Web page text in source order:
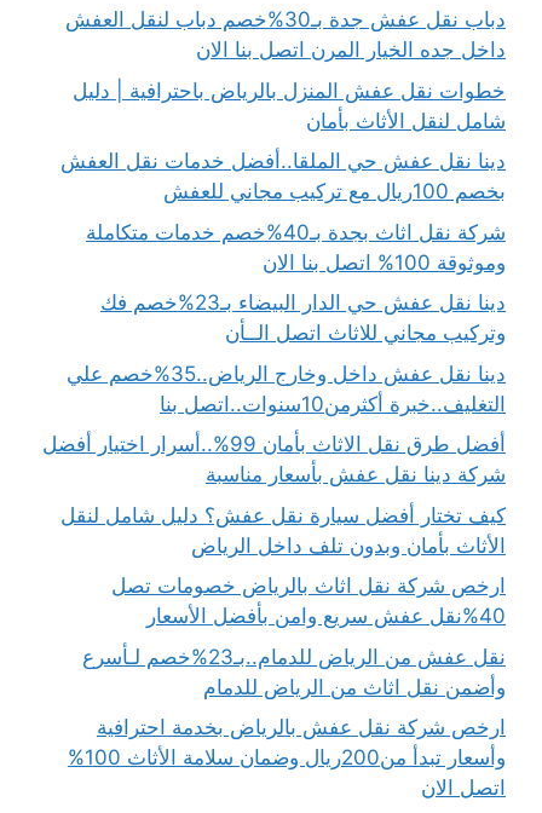
دباب نقل عفش جدة بـ30%خصم دباب لنقل العفش
داخل جده الخيار المرن اتصل بنا الان
خطوات نقل عفش المنزل بالرياض باحترافية | دليل
شامل لنقل الأثاث بأمان
دينا نقل عفش حي الملقا..أفضل خدمات نقل العفش
بخصم 100ريال مع تركيب مجاني للعفش
شركة نقل اثاث بجدة بـ40%خصم خدمات متكاملة
وموثوقة 100% اتصل بنا الان
دينا نقل عفش حي الدار البيضاء بـ23%خصم فك
وتركيب مجاني للاثاث اتصل الــأن
دينا نقل عفش داخل وخارج الرياض..35%خصم علي
التغليف..خبرة أكثرمن10سنوات..اتصل بنا
أفضل طرق نقل الاثاث بأمان 99%..أسرار اختيار أفضل
شركة دينا نقل عفش بأسعار مناسبة
كيف تختار أفضل سيارة نقل عفش؟ دليل شامل لنقل
الأثاث بأمان وبدون تلف داخل الرياض
ارخص شركة نقل اثاث بالرياض خصومات تصل
40%نقل عفش سريع وامن بأفضل الأسعار
نقل عفش من الرياض للدمام..بـ23%خصم لـأسرع
وأضمن نقل اثاث من الرياض للدمام
ارخص شركة نقل عفش بالرياض بخدمة احترافية
وأسعار تبدأ من200ريال وضمان سلامة الأثاث 100%
اتصل الان